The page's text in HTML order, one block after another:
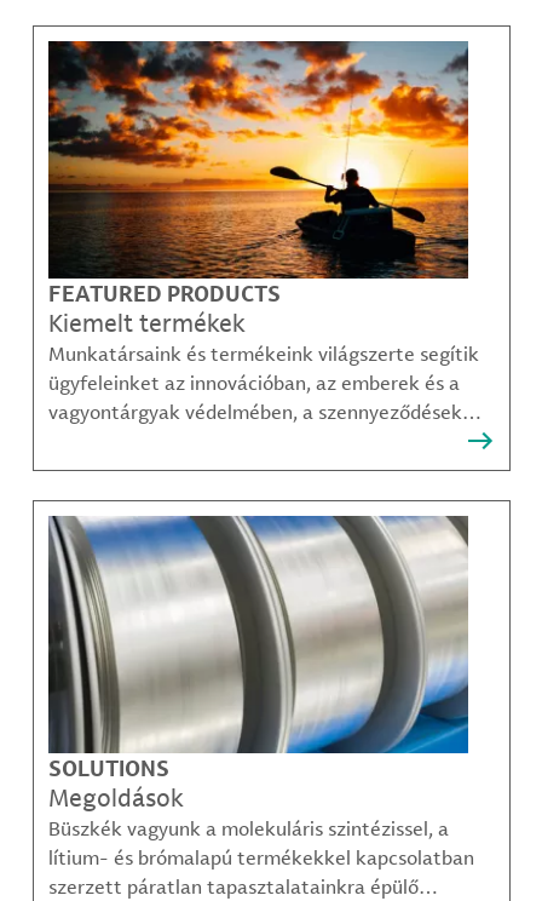
FEATURED PRODUCTS
Kiemelt termékek
Munkatársaink és termékeink világszerte segítik
ügyfeleinket az innovációban, az emberek és a
vagyontárgyak védelmében, a szennyeződések
kommunikáció és a növekedés fenntarthatóbb
módjainak megteremtésében.
SOLUTIONS
Megoldások
Büszkék vagyunk a molekuláris szintézissel, a
lítium- és brómalapú termékekkel kapcsolatban
szerzett páratlan tapasztalatainkra épülő